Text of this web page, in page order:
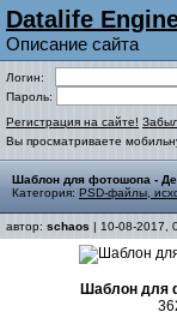
Datalife
Описание сайта
Логин:
Пароль:
Регистрация на сайте!
Вы просматриваете
Шаблон для фотошопа -
Категория: PSD-файлы,
автор: schaos | 10-08-2017,
Шаблон для